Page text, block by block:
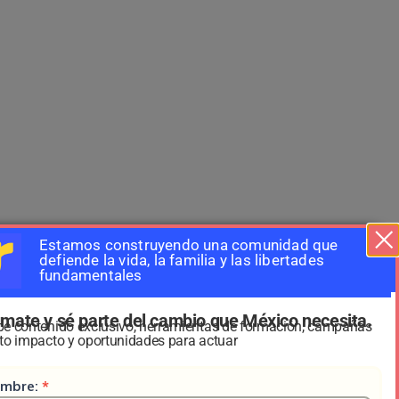
Suscribete a nuestro boletin
Suscripcion
HS
Nombre:*
Estamos construyendo una comunidad que
defiende la vida, la familia y las libertades
fundamentales
y sé parte del cambio que México necesita.
contenido exclusivo, herramientas de formación, campañas
impacto y oportunidades para actuar
*